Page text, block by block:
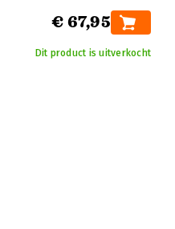
€ 67,95
Dit product is uitverkocht